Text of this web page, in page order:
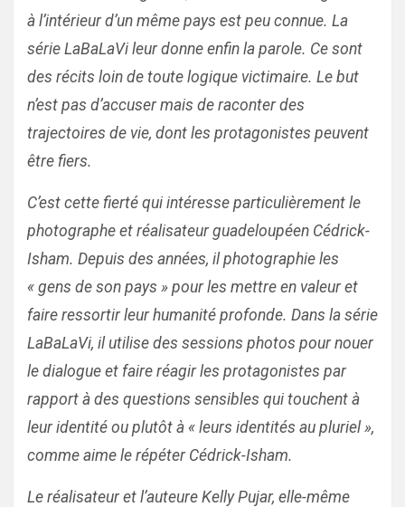
à l’intérieur d’un même pays est peu connue. La
série LaBaLaVi leur donne enfin la parole. Ce sont
des récits loin de toute logique victimaire. Le but
n’est pas d’accuser mais de raconter des
trajectoires de vie, dont les protagonistes peuvent
être fiers.
C’est cette fierté qui intéresse particulièrement le
photographe et réalisateur guadeloupéen Cédrick-
Isham. Depuis des années, il photographie les
« gens de son pays » pour les mettre en valeur et
faire ressortir leur humanité profonde. Dans la série
LaBaLaVi, il utilise des sessions photos pour nouer
le dialogue et faire réagir les protagonistes par
rapport à des questions sensibles qui touchent à
leur identité ou plutôt à « leurs identités au pluriel »,
comme aime le répéter Cédrick-Isham.
Le réalisateur et l’auteure Kelly Pujar, elle-même